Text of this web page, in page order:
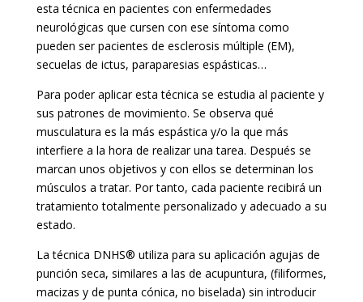
esta técnica en pacientes con enfermedades
neurológicas que cursen con ese síntoma como
pueden ser pacientes de esclerosis múltiple (EM),
secuelas de ictus, paraparesias espásticas…
Para poder aplicar esta técnica se estudia al paciente y
sus patrones de movimiento. Se observa qué
musculatura es la más espástica y/o la que más
interfiere a la hora de realizar una tarea. Después se
marcan unos objetivos y con ellos se determinan los
músculos a tratar. Por tanto, cada paciente recibirá un
tratamiento totalmente personalizado y adecuado a su
estado.
La técnica DNHS® utiliza para su aplicación agujas de
punción seca, similares a las de acupuntura, (filiformes,
macizas y de punta cónica, no biselada) sin introducir